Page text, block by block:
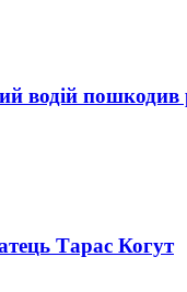
водій
Тарас Когут